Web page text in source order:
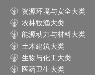
资源环境与安全大类
农林牧渔大类
能源动力与材料大类
土木建筑大类
生物与化工大类
医药卫生大类